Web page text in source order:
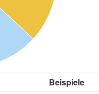
Beispiele